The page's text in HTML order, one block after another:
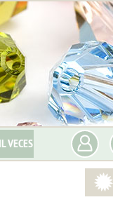
VECES